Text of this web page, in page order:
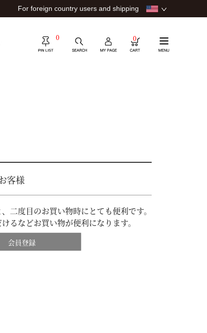
For foreign country users and shipping
0 0
客様
二度目のお買い物時にとても便利です。
るなどお買い物が便利になります。
会員登録